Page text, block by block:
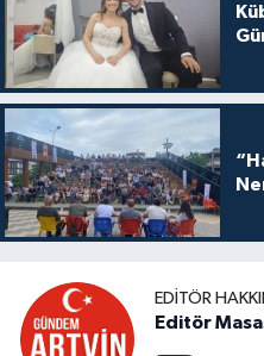
EDITÖR
Editör